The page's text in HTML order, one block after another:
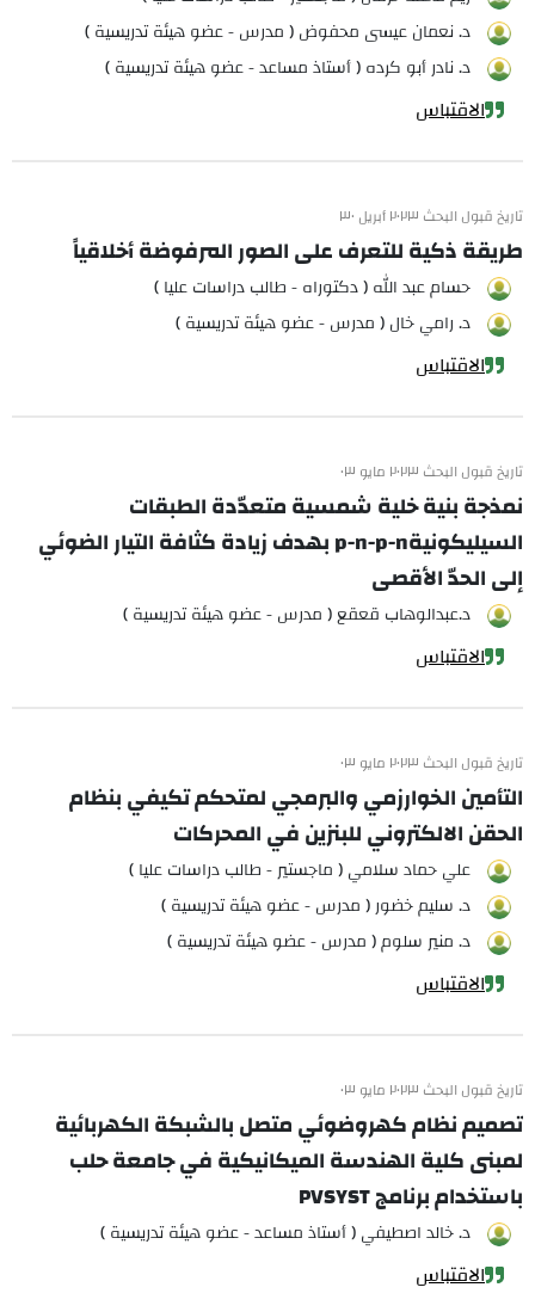
د. نعمان عيسى محفوض ( مدرس - عضو هيئة تدريسية )
د. نادر أبو كرده ( أستاذ مساعد - عضو هيئة تدريسية )
الاقتباس
تاريخ قبول البحث ٢٠٢٣ أبريل ٣٠
طريقة ذكية للتعرف على الصور المرفوضة أخلاقياً
حسام عبد الله ( دكتوراه - طالب دراسات عليا )
د. رامي خال ( مدرس - عضو هيئة تدريسية )
الاقتباس
تاريخ قبول البحث ٢٠٢٣ مايو ٠٣
نمذجة بنية خلية شمسية متعدّدة الطبقات
السيليكونيةp-n-p-n بهدف زيادة كثافة التيار الضوئي
إلى الحدّ الأقصى
د.عبدالوهاب قعقع ( مدرس - عضو هيئة تدريسية )
الاقتباس
تاريخ قبول البحث ٢٠٢٣ مايو ٠٣
التأمين الخوارزمي والبرمجي لمتحكم تكيفي بنظام
الحقن الالكتروني للبنزين في المحركات
علي حماد سلامي ( ماجستير - طالب دراسات عليا )
د. سليم خضور ( مدرس - عضو هيئة تدريسية )
د. منير سلوم ( مدرس - عضو هيئة تدريسية )
الاقتباس
تاريخ قبول البحث ٢٠٢٣ مايو ٠٣
تصميم نظام كهروضوئي متصل بالشبكة الكهربائية
لمبنى كلية الهندسة الميكانيكية في جامعة حلب
باستخدام برنامج PVSYST
د. خالد اصطيفي ( أستاذ مساعد - عضو هيئة تدريسية )
الاقتباس